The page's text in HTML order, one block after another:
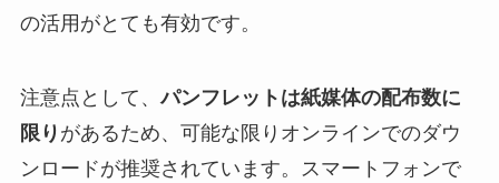
の活用がとても有効です。
注意点として、パンフレットは紙媒体の配布数に
限り があるため、可能な限りオンラインでのダウ
ンロードが推奨されています。スマートフォンで